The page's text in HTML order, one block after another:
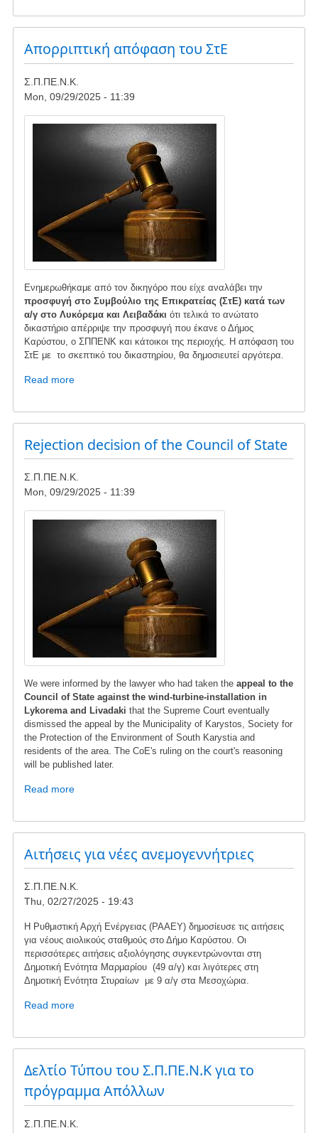
ενίσχυση
για
Ευαγγελισμό
Απορριπτική απόφαση του ΣτΕ
Σ.Π.ΠΕ.Ν.Κ.
Mon, 09/29/2025 - 11:39
Image
Ενημερωθήκαμε από τον δικηγόρο που είχε αναλάβει την
προσφυγή στο Συμβούλιο της Επικρατείας (ΣτΕ) κατά των
α/γ στο Λυκόρεμα και Λειβαδάκι ότι τελικά το ανώτατο
δικαστήριο απέρριψε την προσφυγή που έκανε ο Δήμος
Καρύστου, ο ΣΠΠΕΝΚ και κάτοικοι της περιοχής. Η απόφαση του
ΣτΕ με το σκεπτικό του δικαστηρίου, θα δημοσιευτεί αργότερα.
Read moreabout
απόφαση
του
Rejection decision of the Council of State
Σ.Π.ΠΕ.Ν.Κ.
Mon, 09/29/2025 - 11:39
Image
We were informed by the lawyer who had taken the appeal to the
Council of State against the wind-turbine-installation in
Lykorema and Livadaki that the Supreme Court eventually
dismissed the appeal by the Municipality of Karystos, Society for
the Protection of the Environment of South Karystia and
residents of the area. The CoE's ruling on the court's reasoning
will be published later.
Read moreabout
decision
of
Council
State
Αιτήσεις για νέες ανεμογεννήτριες
Σ.Π.ΠΕ.Ν.Κ.
Thu, 02/27/2025 - 19:43
Η Ρυθμιστική Αρχή Ενέργειας (ΡΑΑΕΥ) δημοσίευσε τις αιτήσεις
για νέους αιολικούς σταθμούς στο Δήμο Καρύστου. Οι
περισσότερες αιτήσεις αξιολόγησης συγκεντρώνονται στη
Δημοτική Ενότητα Μαρμαρίου (49 α/γ) και λιγότερες στη
Δημοτική Ενότητα Στυραίων με 9 α/γ στα Μεσοχώρια.
Read moreabout
για
νέες
ανεμογεννήτριες
Δελτίο Τύπου του Σ.Π.ΠΕ.Ν.Κ για το
πρόγραμμα Απόλλων
Σ.Π.ΠΕ.Ν.Κ.